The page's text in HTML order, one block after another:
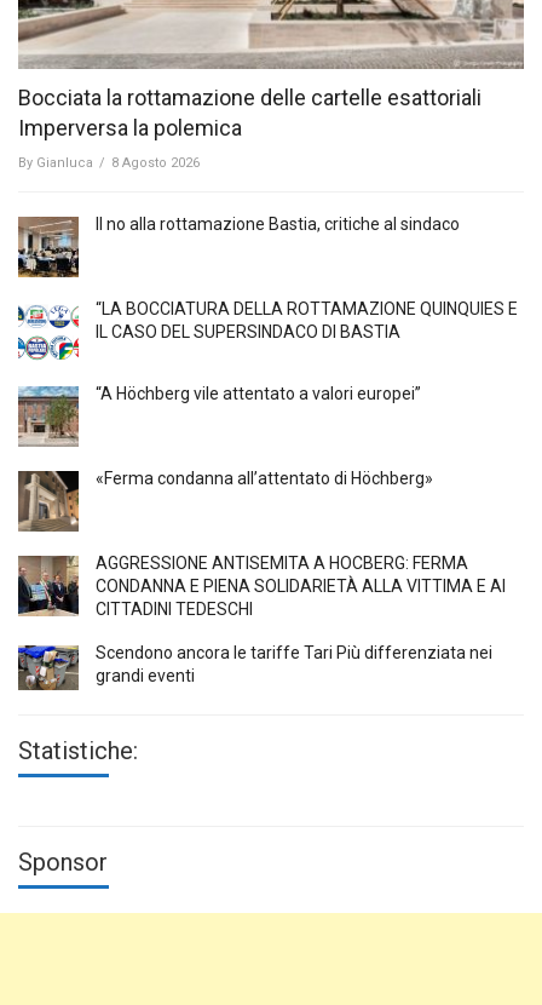
Bocciata la rottamazione delle cartelle esattoriali
Imperversa la polemica
By Gianluca / 8 Agosto 2026
Il no alla rottamazione Bastia, critiche al sindaco
“LA BOCCIATURA DELLA ROTTAMAZIONE QUINQUIES E
IL CASO DEL SUPERSINDACO DI BASTIA
“A Höchberg vile attentato a valori europei”
«Ferma condanna all’attentato di Höchberg»
AGGRESSIONE ANTISEMITA A HÖCBERG: FERMA
CONDANNA E PIENA SOLIDARIETÀ ALLA VITTIMA E AI
CITTADINI TEDESCHI
Scendono ancora le tariffe Tari Più differenziata nei
grandi eventi
Statistiche:
Sponsor